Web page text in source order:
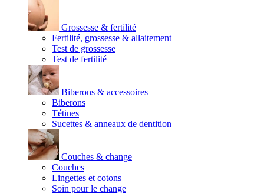
Grossesse & fertilité
Fertilité, grossesse & allaitement
Test de grossesse
Test de fertilité
Biberons & accessoires
Biberons
Tétines
Sucettes & anneaux de dentition
Couches & change
Couches
Lingettes et cotons
Soin pour le change